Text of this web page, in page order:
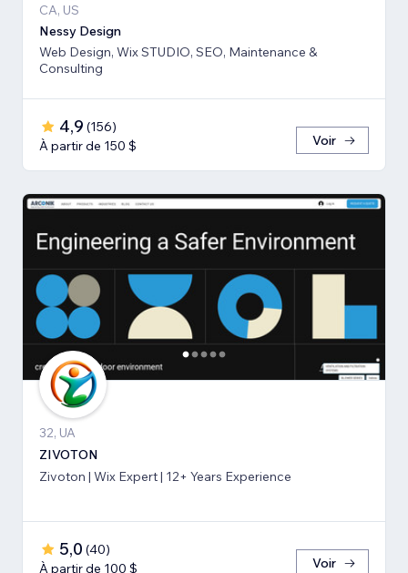
CA, US
Nessy Design
Web Design, Wix STUDIO, SEO, Maintenance &
Consulting
4,9 (156)
À partir de 150 $
Voir
32, UA
ZIVOTON
Zivoton | Wix Expert | 12+ Years Experience
5,0 (40)
À partir de 100 $
Voir